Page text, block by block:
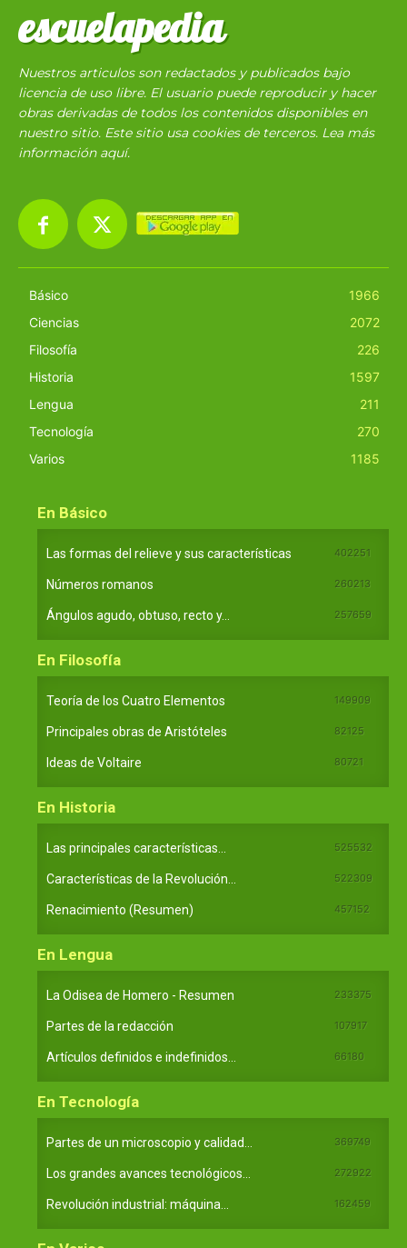
escuelapedia
Nuestros articulos son redactados y publicados bajo
licencia de uso libre. El usuario puede reproducir y hacer
obras derivadas de todos los contenidos disponibles en
nuestro sitio. Este sitio usa cookies de terceros. Lea más
información aquí.
Básico
1966
Ciencias
2072
Filosofía
226
Historia
1597
Lengua
211
Tecnología
270
Varios
1185
En Básico
Las formas del relieve y sus características 402251
Números romanos 260213
Ángulos agudo, obtuso, recto y... 257659
En Filosofía
Teoría de los Cuatro Elementos 149909
Principales obras de Aristóteles 82125
Ideas de Voltaire 80721
En Historia
Las principales características... 525532
Características de la Revolución... 522309
Renacimiento (Resumen) 457152
En Lengua
La Odisea de Homero - Resumen 233375
Partes de la redacción 107917
Artículos definidos e indefinidos... 66180
En Tecnología
Partes de un microscopio y calidad... 369749
Los grandes avances tecnológicos... 272922
Revolución industrial: máquina... 162459